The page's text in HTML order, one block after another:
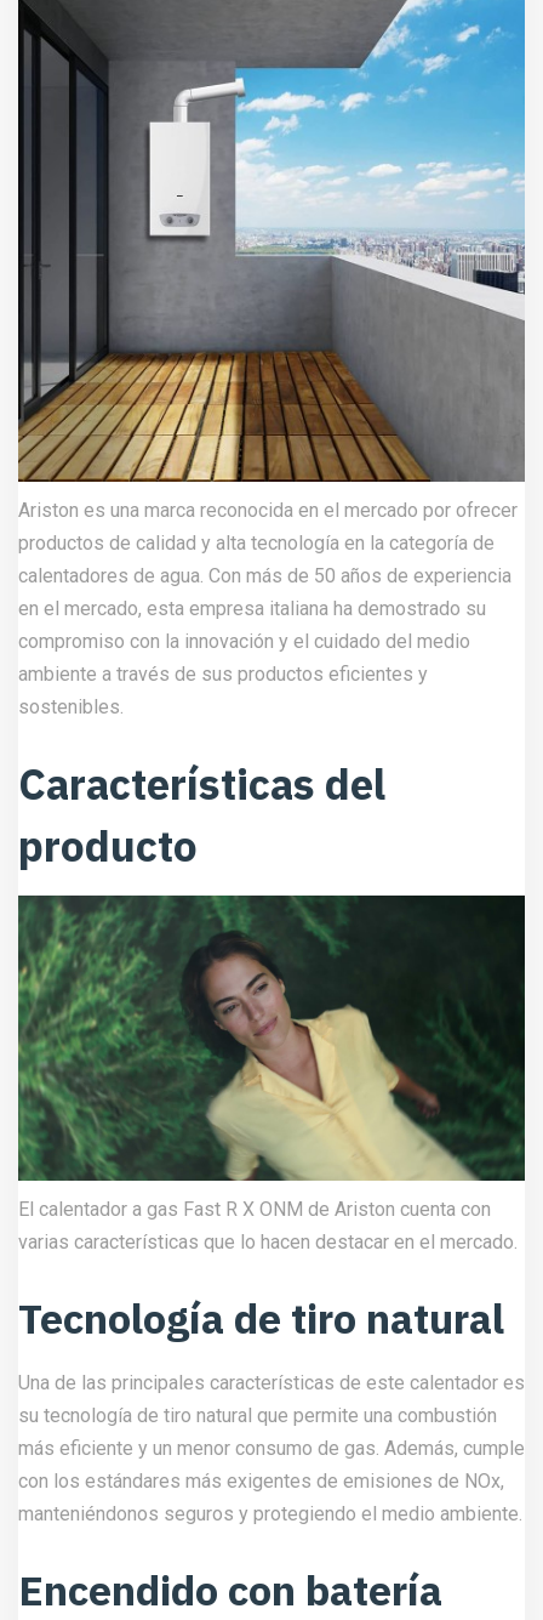
Ariston es una marca reconocida en el mercado por ofrecer
productos de calidad y alta tecnología en la categoría de
calentadores de agua. Con más de 50 años de experiencia
en el mercado, esta empresa italiana ha demostrado su
compromiso con la innovación y el cuidado del medio
ambiente a través de sus productos eficientes y
sostenibles.
Características del
producto
El calentador a gas Fast R X ONM de Ariston cuenta con
varias características que lo hacen destacar en el mercado.
Tecnología de tiro natural
Una de las principales características de este calentador es
su tecnología de tiro natural que permite una combustión
más eficiente y un menor consumo de gas. Además, cumple
con los estándares más exigentes de emisiones de NOx,
manteniéndonos seguros y protegiendo el medio ambiente.
Encendido con batería